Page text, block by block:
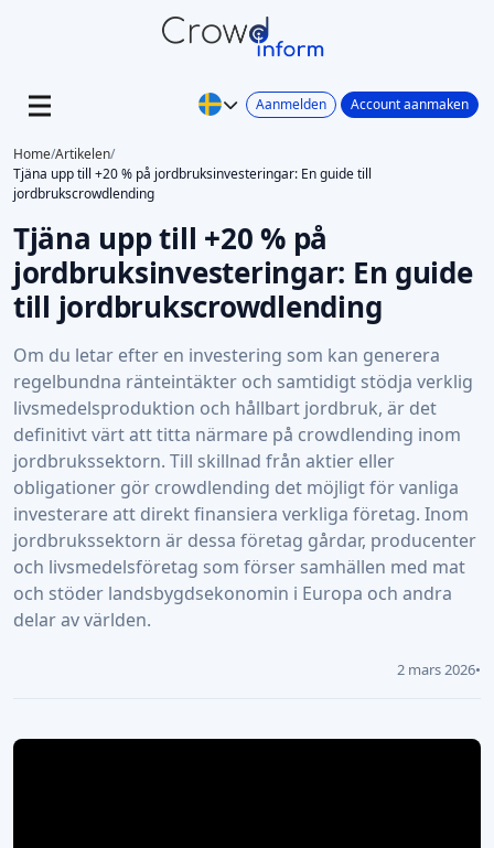
Aanmelden Account aanmaken
Home/Artikelen/
Tjäna upp till +20 % på jordbruksinvesteringar: En guide till
jordbrukscrowdlending
Tjäna upp till +20 % på
jordbruksinvesteringar: En guide
till jordbrukscrowdlending
Om du letar efter en investering som kan generera
regelbundna ränteintäkter och samtidigt stödja verklig
livsmedelsproduktion och hållbart jordbruk, är det
definitivt värt att titta närmare på crowdlending inom
jordbrukssektorn. Till skillnad från aktier eller
obligationer gör crowdlending det möjligt för vanliga
investerare att direkt finansiera verkliga företag. Inom
jordbrukssektorn är dessa företag gårdar, producenter
och livsmedelsföretag som förser samhällen med mat
och stöder landsbygdsekonomin i Europa och andra
delar av världen.
2 mars 2026•